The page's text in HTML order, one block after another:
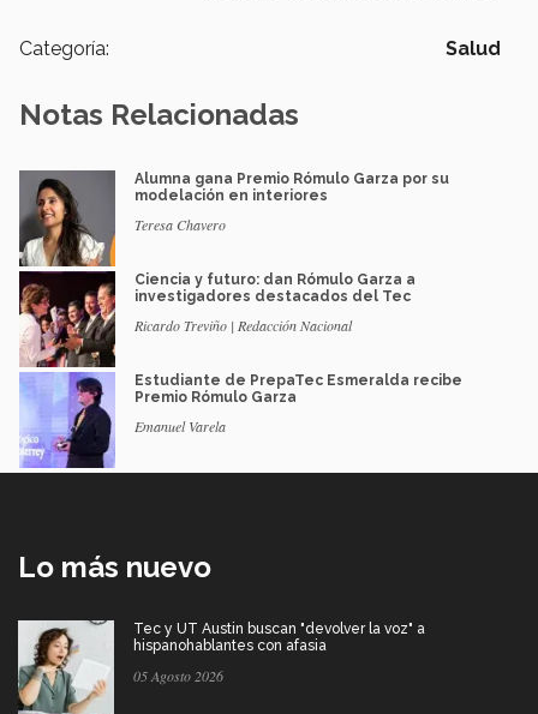
Categoría: Salud
Notas Relacionadas
Alumna gana Premio Rómulo Garza por su
modelación en interiores
Teresa Chavero
Ciencia y futuro: dan Rómulo Garza a
investigadores destacados del Tec
Ricardo Treviño | Redacción Nacional
Estudiante de PrepaTec Esmeralda recibe
Premio Rómulo Garza
Emanuel Varela
Lo más nuevo
Tec y UT Austin buscan "devolver la voz" a
hispanohablantes con afasia
05 Agosto 2026